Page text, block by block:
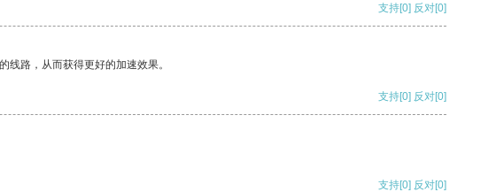
支持[0] 反对[0]
路，从而获得更好的加速效果。
支持[0] 反对[0]
支持[0] 反对[0]